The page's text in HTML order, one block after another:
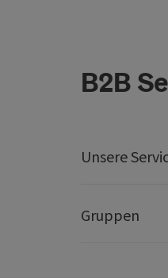
B2B
Unsere
Gruppen